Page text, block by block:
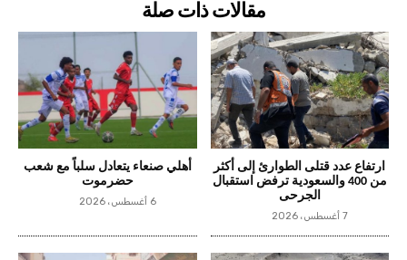
مقالات ذات صلة
ارتفاع عدد قتلى الطوارئ إلى أكثر
من 400 والسعودية ترفض استقبال
الجرحى
7 أغسطس، 2026
أهلي صنعاء يتعادل سلباً مع شعب
حضرموت
6 أغسطس، 2026